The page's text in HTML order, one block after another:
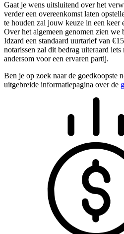
Gaat je wens uitsluitend over het
verder een overeenkomst laten
te houden zal jouw keuze in een keer
Over het algemeen genomen zien
Idzard een standaard uurtarief van
notarissen zal dit bedrag uiteraard
andersom voor een ervaren partij.
Ben je op zoek naar de goedkoopste
uitgebreide informatiepagina over de